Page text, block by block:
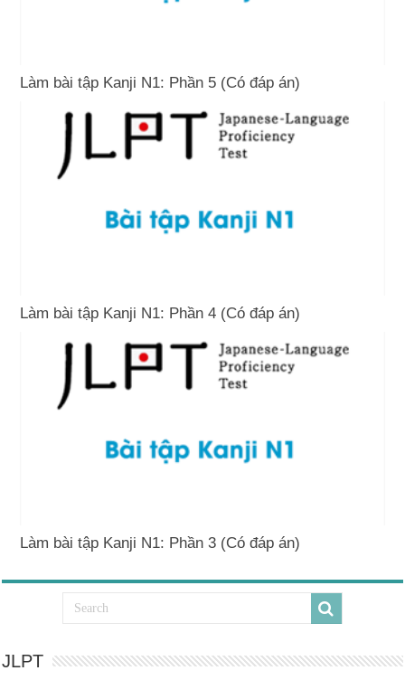
Làm bài tập Kanji N1: Phần 5 (Có đáp án)
Làm bài tập Kanji N1: Phần 4 (Có đáp án)
Làm bài tập Kanji N1: Phần 3 (Có đáp án)
JLPT